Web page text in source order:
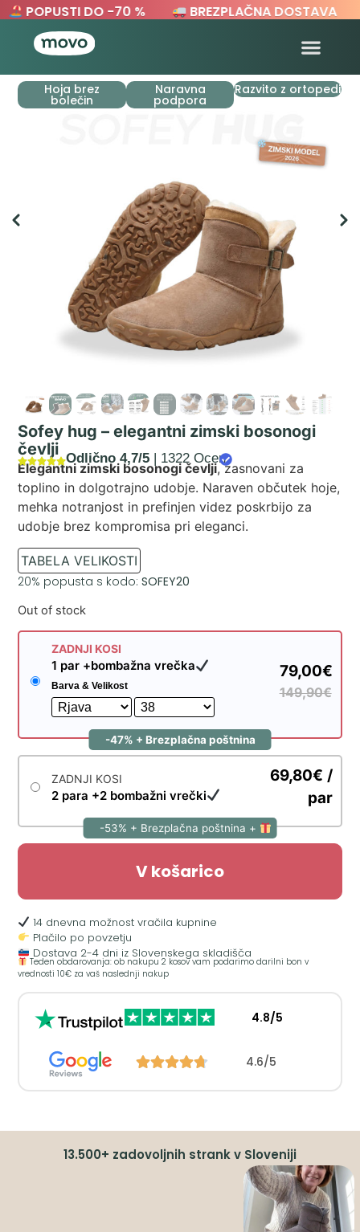
POPUSTI DO -70 % BREZPLAČNA DOSTAVA
Hoja brez
bolečin
Naravna
podpora
Razvito z ortopedi
Sofey hug – elegantni zimski bosonogi
čevlji Odlično 4,7/5 | 1322 Ocen
Elegantni zimski bosonogi čevlji, zasnovani za
toplino in dolgotrajno udobje. Naraven občutek hoje,
mehka notranjost in prefinjen videz poskrbijo za
udobje brez kompromisa pri eleganci.
TABELA VELIKOSTI
20% popusta s kodo:SOFEY20
Out of stock
ZADNJI KOSI
1 par +bombažna vrečka
Barva & Velikost
79,00€
149,90€
-47% + Brezplačna poštnina
ZADNJI KOSI
2 para +2 bombažni vrečki
69,80€ /
par
-53% + Brezplačna poštnina +
V košarico
14 dnevna možnost vračila kupnine
Plačilo po povzetju
Dostava 2-4 dni iz Slovenskega skladišča
Teden obdarovanja: ob nakupu 2 kosov vam podarimo darilni bon v
vrednosti 10€ za vaš naslednji nakup
4.8/5
4.6/5
13.500+ zadovoljnih strank v Sloveniji